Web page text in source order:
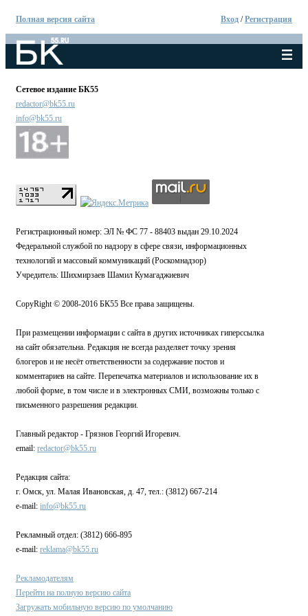
Полная версия сайта Вход /Регистрация
Сетевое издание БК55
redactor@bk55.ru
info@bk55.ru
Регистрационный номер: ЭЛ № ФС 77 - 88403 выдан 29.10.2024
Федеральной службой по надзору в сфере связи, информационных
технологий и массовый коммуникаций (Роскомнадзор)
Учредитель: Шихмирзаев Шамил Кумагаджиевич
CopyRight © 2008-2016 БК55 Все права защищены.
При размещении информации с сайта в других источниках гиперссылка
на сайт обязательна. Редакция не всегда разделяет точку зрения
блогеров и не несёт ответственности за содержание постов и
комментариев на сайте. Перепечатка материалов и использование их в
любой форме, в том числе и в электронных СМИ, возможны только с
письменного разрешения редакции.
Главный редактор - Грязнов Георгий Игоревич.
email: redactor@bk55.ru
Редакция сайта:
г. Омск, ул. Малая Ивановская, д. 47, тел.: (3812) 667-214
e-mail: info@bk55.ru
Рекламный отдел: (3812) 666-895
e-mail: reklama@bk55.ru
Рекламодателям
Перейти на полную версию сайта
Загружать мобильную версию по умолчанию